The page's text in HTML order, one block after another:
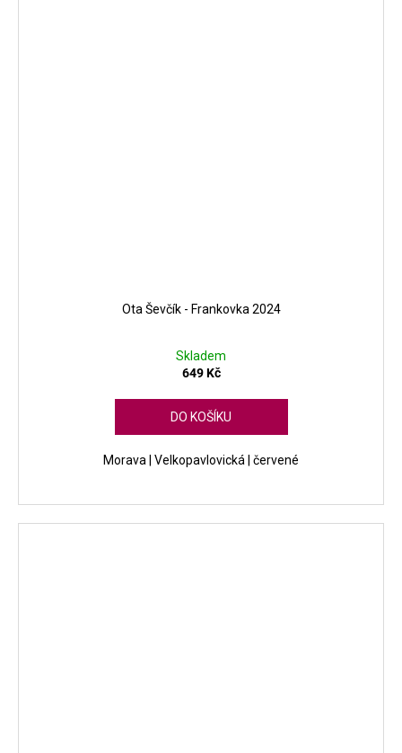
Ota Ševčík - Frankovka 2024
Skladem
649 Kč
DO KOŠÍKU
Morava | Velkopavlovická | červené